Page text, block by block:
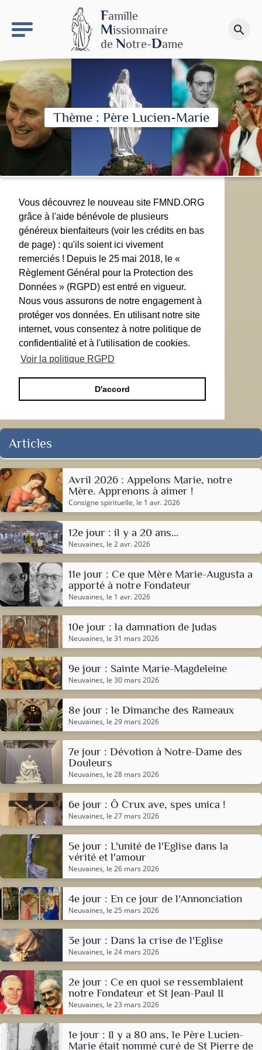
Famille
Missionnaire
de Notre-Dame
search
Faire un don
Thème : Père Lucien-Marie
Vous découvrez le nouveau site FMND.ORG
grâce à l'aide bénévole de plusieurs
généreux bienfaiteurs (voir les crédits en bas
de page) : qu'ils soient ici vivement
remerciés ! Depuis le 25 mai 2018, le «
Règlement Général pour la Protection des
Données » (RGPD) est entré en vigueur.
Nous vous assurons de notre engagement à
protéger vos données. En utilisant notre site
internet, vous consentez à notre politique de
confidentialité et à l'utilisation de cookies.
Voir la politique RGPD
D'accord
Articles
Avril 2026 : Appelons Marie, notre
Mère. Apprenons à aimer !
Consigne spirituelle, le 1 avr. 2026
12e jour : il y a 20 ans...
Neuvaines, le 2 avr. 2026
11e jour : Ce que Mère Marie-Augusta a
apporté à notre Fondateur
Neuvaines, le 1 avr. 2026
10e jour : la damnation de Judas
Neuvaines, le 31 mars 2026
9e jour : Sainte Marie-Magdeleine
Neuvaines, le 30 mars 2026
8e jour : le Dimanche des Rameaux
Neuvaines, le 29 mars 2026
7e jour : Dévotion à Notre-Dame des
Douleurs
Neuvaines, le 28 mars 2026
6e jour : Ô Crux ave, spes unica !
Neuvaines, le 27 mars 2026
5e jour : L'unité de l'Eglise dans la
vérité et l'amour
Neuvaines, le 26 mars 2026
4e jour : En ce jour de l'Annonciation
Neuvaines, le 25 mars 2026
3e jour : Dans la crise de l'Eglise
Neuvaines, le 24 mars 2026
2e jour : Ce en quoi se ressemblaient
notre Fondateur et St Jean-Paul II
Neuvaines, le 23 mars 2026
1e jour : Il y a 80 ans, le Père Lucien-
Marie était nommé curé de St Pierre de